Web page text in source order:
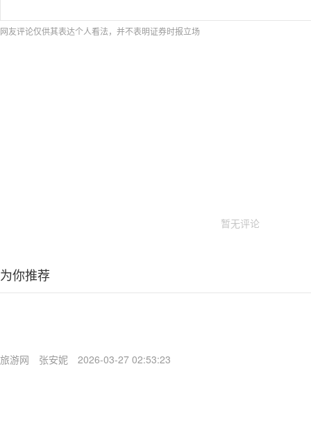
网友评论仅供其表达个人看法，并不表明证券时报立场
暂无评论
为你推荐
旅游网 张安妮 2026-03-27 02:53:23